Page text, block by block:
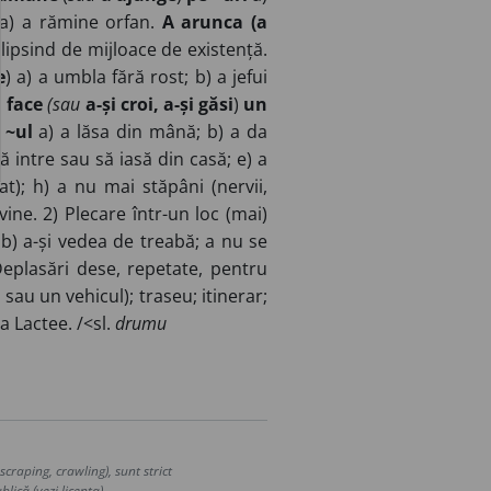
a rămine orfan. A arunca (a
de mijloace de existență.
) a) a umbla fără rost; b) a jefui
face (sau a-și croi, a-și găsi) un
~ul a) a lăsa din mână; b) a da
intre sau să iasă din casă; e) a
h) a nu mai stăpâni (nervii,
2) Plecare într-un loc (mai)
a-și vedea de treabă; a nu se
dese, repetate, pentru
un vehicul); traseu; itinerar;
Lactee. /<sl. drumu
crawling), sunt strict